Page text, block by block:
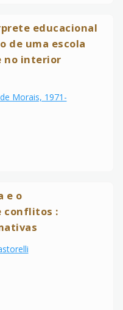
educacional
de uma escola
no interior
Morais, 1971-
e o
conflitos :